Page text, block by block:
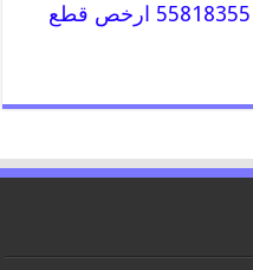
قطع غيار دودج 55818355 ارخص قطع